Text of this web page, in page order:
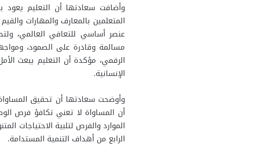
وأضافت سعادتها أن التعليم يعود
المتعلمين بالمعارف والمهارات
عنصر أساسي للتعافي العالمي،
مسالمة وقادرة على الصمود،
الرقمي، مؤكدة أن التعليم يبعث
الإنسانية.
وأوضحت سعادتها أن تحقيق
أن المساواة لا تعني تكافؤ فرص
الموارد والفرص لتلبية الاحتياجات
الرابع من أهداف التنمية المستدامة.